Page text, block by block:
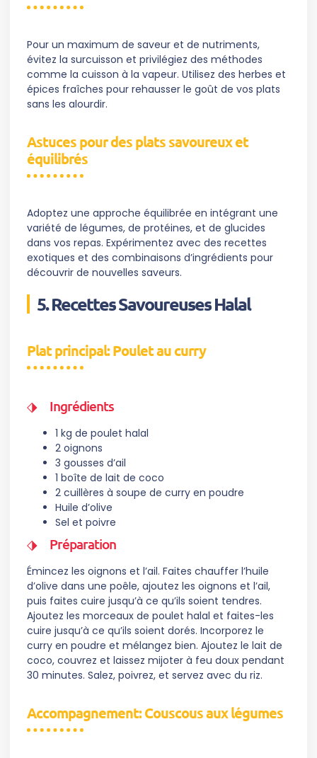
Pour un maximum de saveur et de nutriments,
évitez la surcuisson et privilégiez des méthodes
comme la cuisson à la vapeur. Utilisez des herbes et
épices fraîches pour rehausser le goût de vos plats
sans les alourdir.
Astuces pour des plats savoureux et
équilibrés
Adoptez une approche équilibrée en intégrant une
variété de légumes, de protéines, et de glucides
dans vos repas. Expérimentez avec des recettes
exotiques et des combinaisons d’ingrédients pour
découvrir de nouvelles saveurs.
5. Recettes Savoureuses Halal
Plat principal: Poulet au curry
Ingrédients
1 kg de poulet halal
2 oignons
3 gousses d’ail
1 boîte de lait de coco
2 cuillères à soupe de curry en poudre
Huile d’olive
Sel et poivre
Préparation
Émincez les oignons et l’ail. Faites chauffer l’huile
d’olive dans une poêle, ajoutez les oignons et l’ail,
puis faites cuire jusqu’à ce qu’ils soient tendres.
Ajoutez les morceaux de poulet halal et faites-les
cuire jusqu’à ce qu’ils soient dorés. Incorporez le
curry en poudre et mélangez bien. Ajoutez le lait de
coco, couvrez et laissez mijoter à feu doux pendant
30 minutes. Salez, poivrez, et servez avec du riz.
Accompagnement: Couscous aux légumes